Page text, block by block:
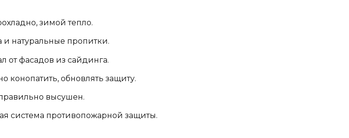
зимой тепло.
и натуральные пропитки.
от фасадов из сайдинга.
конопатить, обновлять защиту.
высушен.
система противопожарной защиты.